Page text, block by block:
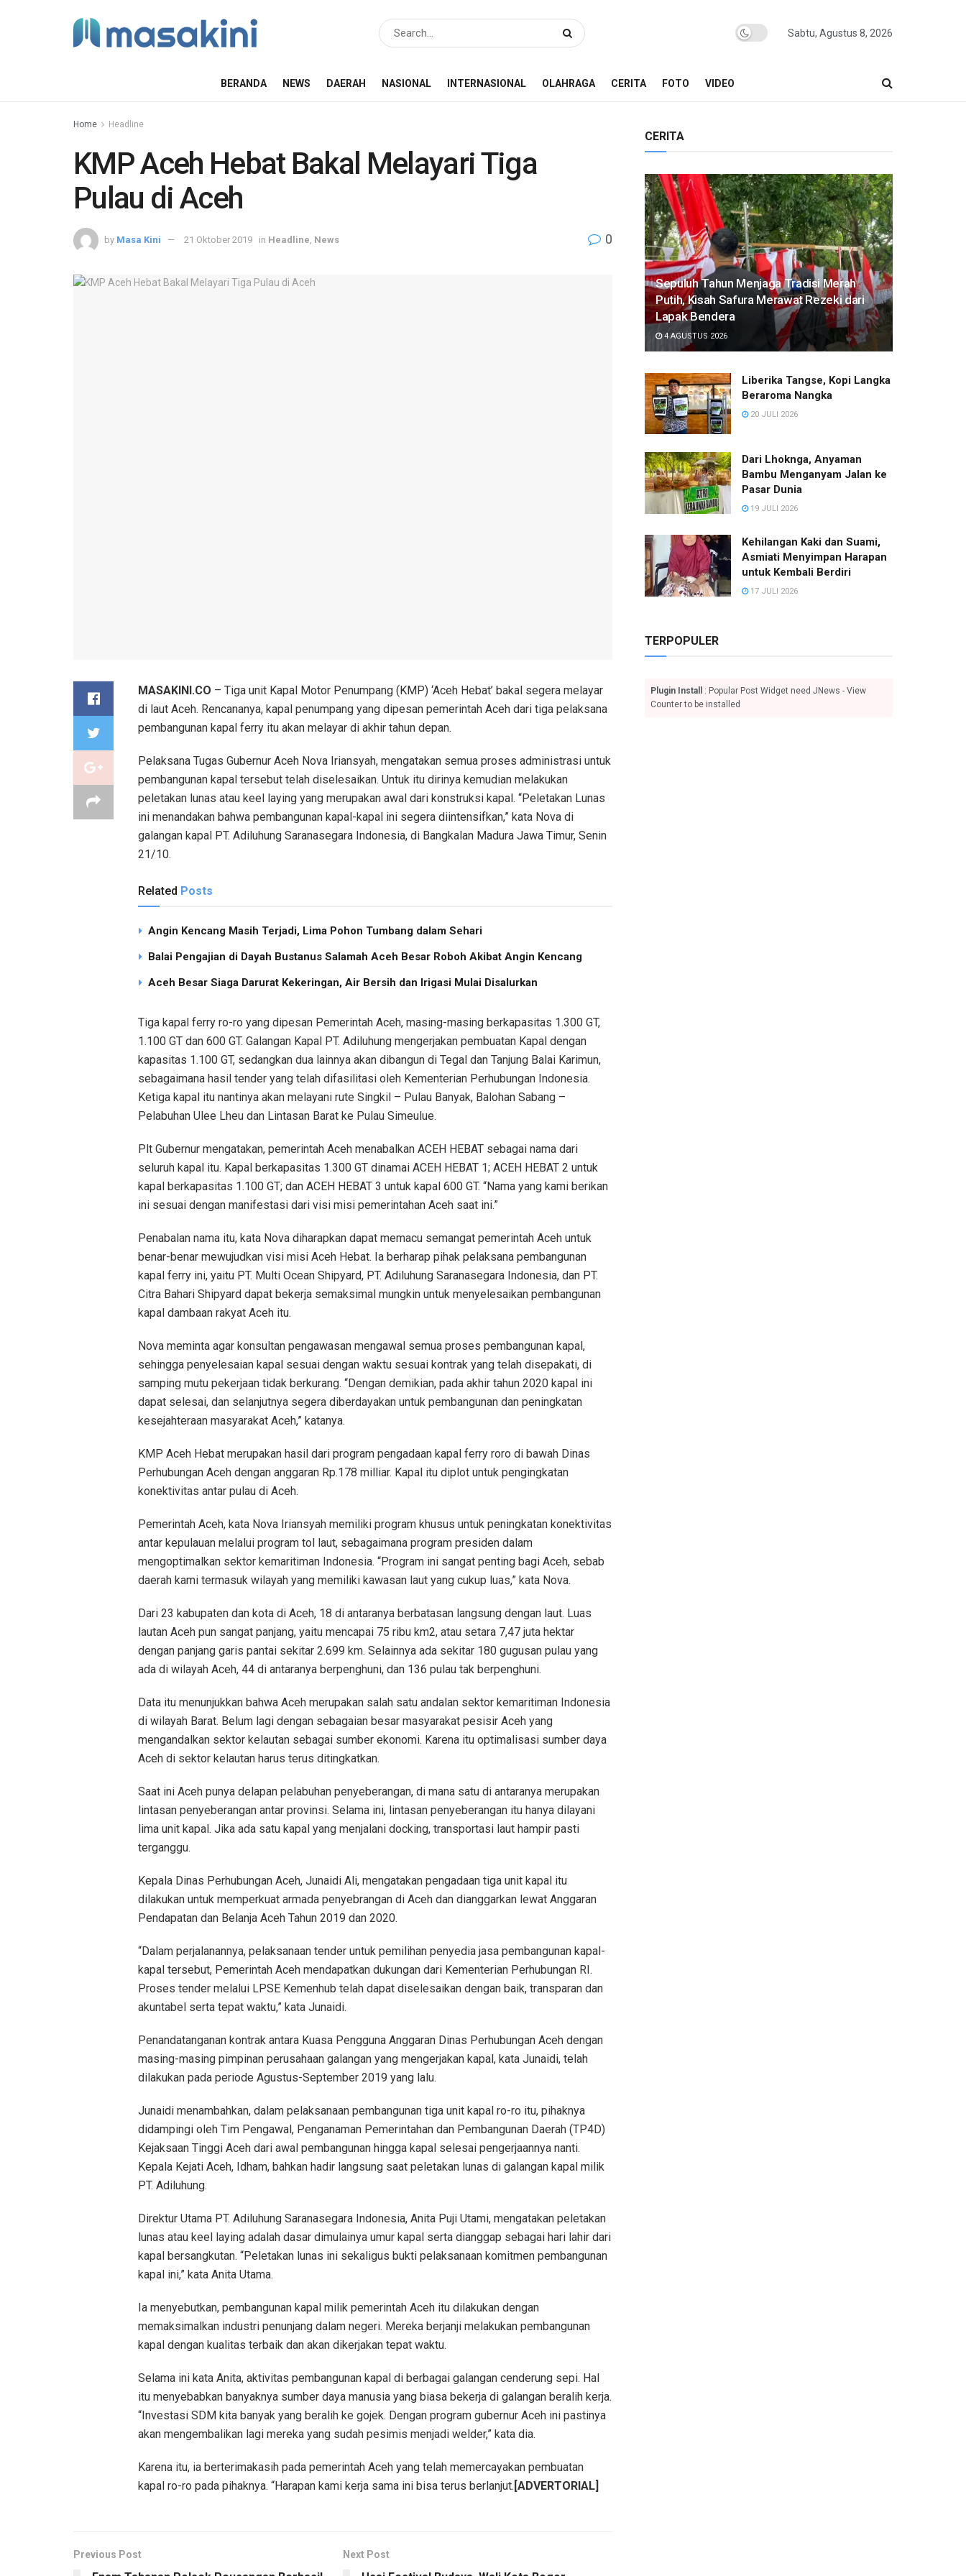
Sabtu, Agustus 8, 2026
BERANDA NEWS DAERAH NASIONAL INTERNASIONAL OLAHRAGA CERITA FOTO VIDEO
Home Headline
KMP Aceh Hebat Bakal Melayari Tiga
Pulau di Aceh
by Masa Kini 21 Oktober 2019 in Headline News 0
MASAKINI.CO – Tiga unit Kapal Motor Penumpang (KMP) ‘Aceh Hebat’ bakal segera melayar
di laut Aceh. Rencananya, kapal penumpang yang dipesan pemerintah Aceh dari tiga pelaksana
pembangunan kapal ferry itu akan melayar di akhir tahun depan.
Pelaksana Tugas Gubernur Aceh Nova Iriansyah, mengatakan semua proses administrasi untuk
pembangunan kapal tersebut telah diselesaikan. Untuk itu dirinya kemudian melakukan
peletakan lunas atau keel laying yang merupakan awal dari konstruksi kapal. “Peletakan Lunas
ini menandakan bahwa pembangunan kapal-kapal ini segera diintensifkan,” kata Nova di
galangan kapal PT. Adiluhung Saranasegara Indonesia, di Bangkalan Madura Jawa Timur, Senin
21/10.
Related Posts
Angin Kencang Masih Terjadi, Lima Pohon Tumbang dalam Sehari
Balai Pengajian di Dayah Bustanus Salamah Aceh Besar Roboh Akibat Angin Kencang
Aceh Besar Siaga Darurat Kekeringan, Air Bersih dan Irigasi Mulai Disalurkan
Tiga kapal ferry ro-ro yang dipesan Pemerintah Aceh, masing-masing berkapasitas 1.300 GT,
1.100 GT dan 600 GT. Galangan Kapal PT. Adiluhung mengerjakan pembuatan Kapal dengan
kapasitas 1.100 GT, sedangkan dua lainnya akan dibangun di Tegal dan Tanjung Balai Karimun,
sebagaimana hasil tender yang telah difasilitasi oleh Kementerian Perhubungan Indonesia.
Ketiga kapal itu nantinya akan melayani rute Singkil – Pulau Banyak, Balohan Sabang –
Pelabuhan Ulee Lheu dan Lintasan Barat ke Pulau Simeulue.
Plt Gubernur mengatakan, pemerintah Aceh menabalkan ACEH HEBAT sebagai nama dari
seluruh kapal itu. Kapal berkapasitas 1.300 GT dinamai ACEH HEBAT 1; ACEH HEBAT 2 untuk
kapal berkapasitas 1.100 GT; dan ACEH HEBAT 3 untuk kapal 600 GT. “Nama yang kami berikan
ini sesuai dengan manifestasi dari visi misi pemerintahan Aceh saat ini.”
Penabalan nama itu, kata Nova diharapkan dapat memacu semangat pemerintah Aceh untuk
benar-benar mewujudkan visi misi Aceh Hebat. Ia berharap pihak pelaksana pembangunan
kapal ferry ini, yaitu PT. Multi Ocean Shipyard, PT. Adiluhung Saranasegara Indonesia, dan PT.
Citra Bahari Shipyard dapat bekerja semaksimal mungkin untuk menyelesaikan pembangunan
kapal dambaan rakyat Aceh itu.
Nova meminta agar konsultan pengawasan mengawal semua proses pembangunan kapal,
sehingga penyelesaian kapal sesuai dengan waktu sesuai kontrak yang telah disepakati, di
samping mutu pekerjaan tidak berkurang. “Dengan demikian, pada akhir tahun 2020 kapal ini
dapat selesai, dan selanjutnya segera diberdayakan untuk pembangunan dan peningkatan
kesejahteraan masyarakat Aceh,” katanya.
KMP Aceh Hebat merupakan hasil dari program pengadaan kapal ferry roro di bawah Dinas
Perhubungan Aceh dengan anggaran Rp.178 milliar. Kapal itu diplot untuk pengingkatan
konektivitas antar pulau di Aceh.
Pemerintah Aceh, kata Nova Iriansyah memiliki program khusus untuk peningkatan konektivitas
antar kepulauan melalui program tol laut, sebagaimana program presiden dalam
mengoptimalkan sektor kemaritiman Indonesia. “Program ini sangat penting bagi Aceh, sebab
daerah kami termasuk wilayah yang memiliki kawasan laut yang cukup luas,” kata Nova.
Dari 23 kabupaten dan kota di Aceh, 18 di antaranya berbatasan langsung dengan laut. Luas
lautan Aceh pun sangat panjang, yaitu mencapai 75 ribu km2, atau setara 7,47 juta hektar
dengan panjang garis pantai sekitar 2.699 km. Selainnya ada sekitar 180 gugusan pulau yang
ada di wilayah Aceh, 44 di antaranya berpenghuni, dan 136 pulau tak berpenghuni.
Data itu menunjukkan bahwa Aceh merupakan salah satu andalan sektor kemaritiman Indonesia
di wilayah Barat. Belum lagi dengan sebagaian besar masyarakat pesisir Aceh yang
mengandalkan sektor kelautan sebagai sumber ekonomi. Karena itu optimalisasi sumber daya
Aceh di sektor kelautan harus terus ditingkatkan.
Saat ini Aceh punya delapan pelabuhan penyeberangan, di mana satu di antaranya merupakan
lintasan penyeberangan antar provinsi. Selama ini, lintasan penyeberangan itu hanya dilayani
lima unit kapal. Jika ada satu kapal yang menjalani docking, transportasi laut hampir pasti
terganggu.
Kepala Dinas Perhubungan Aceh, Junaidi Ali, mengatakan pengadaan tiga unit kapal itu
dilakukan untuk memperkuat armada penyebrangan di Aceh dan dianggarkan lewat Anggaran
Pendapatan dan Belanja Aceh Tahun 2019 dan 2020.
“Dalam perjalanannya, pelaksanaan tender untuk pemilihan penyedia jasa pembangunan kapal-
kapal tersebut, Pemerintah Aceh mendapatkan dukungan dari Kementerian Perhubungan RI.
Proses tender melalui LPSE Kemenhub telah dapat diselesaikan dengan baik, transparan dan
akuntabel serta tepat waktu,” kata Junaidi.
Penandatanganan kontrak antara Kuasa Pengguna Anggaran Dinas Perhubungan Aceh dengan
masing-masing pimpinan perusahaan galangan yang mengerjakan kapal, kata Junaidi, telah
dilakukan pada periode Agustus-September 2019 yang lalu.
Junaidi menambahkan, dalam pelaksanaan pembangunan tiga unit kapal ro-ro itu, pihaknya
didampingi oleh Tim Pengawal, Penganaman Pemerintahan dan Pembangunan Daerah (TP4D)
Kejaksaan Tinggi Aceh dari awal pembangunan hingga kapal selesai pengerjaannya nanti.
Kepala Kejati Aceh, Idham, bahkan hadir langsung saat peletakan lunas di galangan kapal milik
PT. Adiluhung.
Direktur Utama PT. Adiluhung Saranasegara Indonesia, Anita Puji Utami, mengatakan peletakan
lunas atau keel laying adalah dasar dimulainya umur kapal serta dianggap sebagai hari lahir dari
kapal bersangkutan. “Peletakan lunas ini sekaligus bukti pelaksanaan komitmen pembangunan
kapal ini,” kata Anita Utama.
Ia menyebutkan, pembangunan kapal milik pemerintah Aceh itu dilakukan dengan
memaksimalkan industri penunjang dalam negeri. Mereka berjanji melakukan pembangunan
kapal dengan kualitas terbaik dan akan dikerjakan tepat waktu.
Selama ini kata Anita, aktivitas pembangunan kapal di berbagai galangan cenderung sepi. Hal
itu menyebabkan banyaknya sumber daya manusia yang biasa bekerja di galangan beralih kerja.
“Investasi SDM kita banyak yang beralih ke gojek. Dengan program gubernur Aceh ini pastinya
akan mengembalikan lagi mereka yang sudah pesimis menjadi welder,” kata dia.
Karena itu, ia berterimakasih pada pemerintah Aceh yang telah memercayakan pembuatan
kapal ro-ro pada pihaknya. “Harapan kami kerja sama ini bisa terus berlanjut. [ADVERTORIAL]
Previous Post Next Post
CERITA
Sepuluh Tahun Menjaga Tradisi Merah
Putih, Kisah Safura Merawat Rezeki dari
Lapak Bendera
4 AGUSTUS 2026
Liberika Tangse, Kopi Langka
Beraroma Nangka
20 JULI 2026
Dari Lhoknga, Anyaman
Bambu Menganyam Jalan ke
Pasar Dunia
19 JULI 2026
Kehilangan Kaki dan Suami,
Asmiati Menyimpan Harapan
untuk Kembali Berdiri
17 JULI 2026
TERPOPULER
Plugin Install
: Popular Post Widget need JNews - View
Counter to be installed